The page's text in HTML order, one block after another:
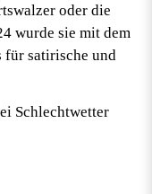
oder die
wurde sie mit dem
für satirische und
Schlechtwetter